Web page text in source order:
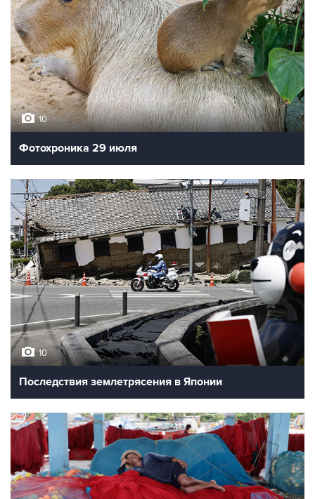
10
Фотохроника 29 июля
10
Последствия землетрясения в Японии